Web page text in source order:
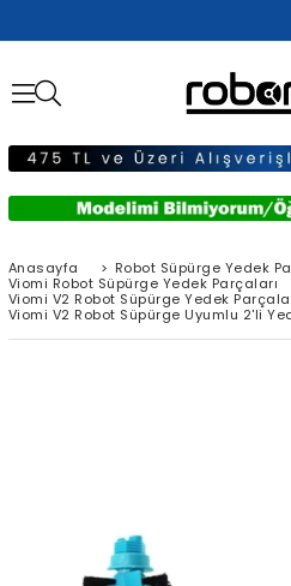
Anasayfa > Robot Süpürge Yedek
Viomi Robot Süpürge Yedek Parçaları
Viomi V2 Robot Süpürge Yedek
Viomi V2 Robot Süpürge Uyumlu 2'li